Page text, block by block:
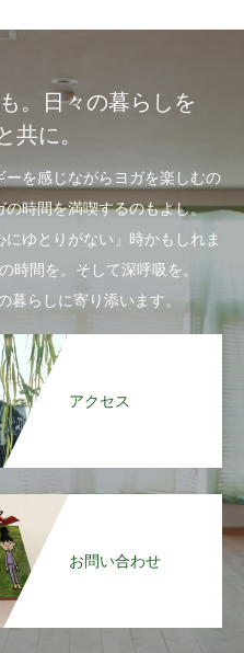
。日々の暮らしを
共に。
を感じながらヨガを楽しむの
時間を満喫するのもよし。
にゆとりがない」時かもしれま
時間を。そして深呼吸を。
暮らしに寄り添います。
アクセス
お問い合わせ